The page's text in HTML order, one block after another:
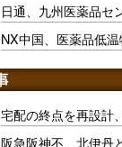
日通、九州医薬品セ
NX中国、医薬品低
宅配の終点を再設計
阪急阪神不、北伊丹